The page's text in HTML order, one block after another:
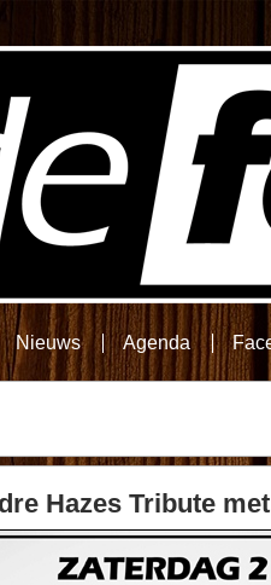
Nieuws Agenda
Hazes Tribute